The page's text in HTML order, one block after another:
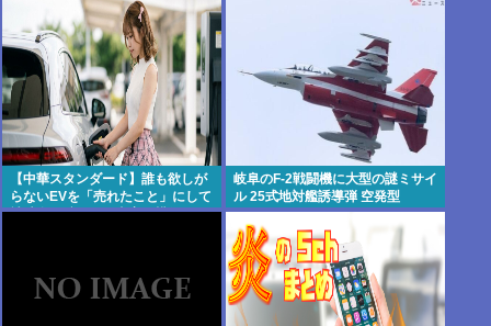
てから81年 #芸能 | 沖縄は中国領
土と主張されたら
やろ？』：・：『名古屋の観光地
【中華スタンダード】誰も欲しが
らないEVを「売れたこと」にして
補助金を騙し取る事案が横行
岐阜のF-2戦闘機に大型の謎ミサイ
ル 25式地対艦誘導弾 空発型